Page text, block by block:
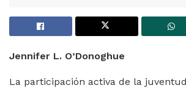
Jennifer L. O’Donoghue
La participación activa de la